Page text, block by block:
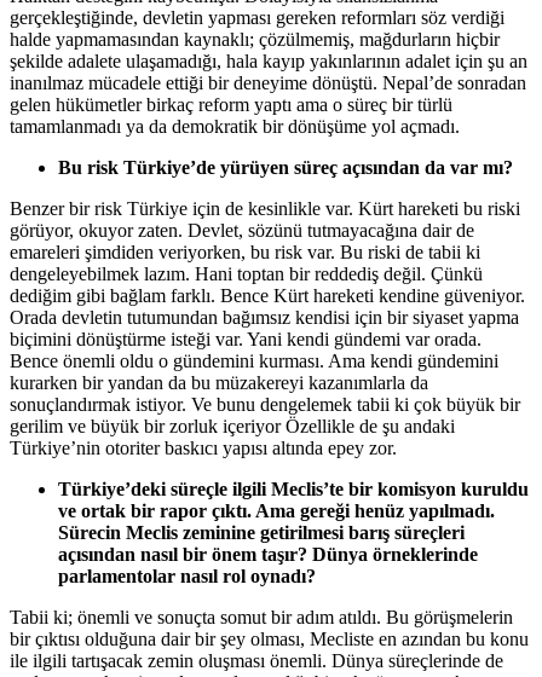
gerçekleştiğinde, devletin yapması gereken reformları söz verdiği
halde yapmamasından kaynaklı; çözülmemiş, mağdurların hiçbir
şekilde adalete ulaşamadığı, hala kayıp yakınlarının adalet için şu an
inanılmaz mücadele ettiği bir deneyime dönüştü. Nepal’de sonradan
gelen hükümetler birkaç reform yaptı ama o süreç bir türlü
tamamlanmadı ya da demokratik bir dönüşüme yol açmadı.
Bu risk Türkiye’de yürüyen süreç açısından da var mı?
Benzer bir risk Türkiye için de kesinlikle var. Kürt hareketi bu riski
görüyor, okuyor zaten. Devlet, sözünü tutmayacağına dair de
emareleri şimdiden veriyorken, bu risk var. Bu riski de tabii ki
dengeleyebilmek lazım. Hani toptan bir reddediş değil. Çünkü
dediğim gibi bağlam farklı. Bence Kürt hareketi kendine güveniyor.
Orada devletin tutumundan bağımsız kendisi için bir siyaset yapma
biçimini dönüştürme isteği var. Yani kendi gündemi var orada.
Bence önemli oldu o gündemini kurması. Ama kendi gündemini
kurarken bir yandan da bu müzakereyi kazanımlarla da
sonuçlandırmak istiyor. Ve bunu dengelemek tabii ki çok büyük bir
gerilim ve büyük bir zorluk içeriyor Özellikle de şu andaki
Türkiye’nin otoriter baskıcı yapısı altında epey zor.
Türkiye’deki süreçle ilgili Meclis’te bir komisyon kuruldu
ve ortak bir rapor çıktı. Ama gereği henüz yapılmadı.
Sürecin Meclis zeminine getirilmesi barış süreçleri
açısından nasıl bir önem taşır? Dünya örneklerinde
parlamentolar nasıl rol oynadı?
Tabii ki; önemli ve sonuçta somut bir adım atıldı. Bu görüşmelerin
bir çıktısı olduğuna dair bir şey olması, Mecliste en azından bu konu
ile ilgili tartışacak zemin oluşması önemli. Dünya süreçlerinde de